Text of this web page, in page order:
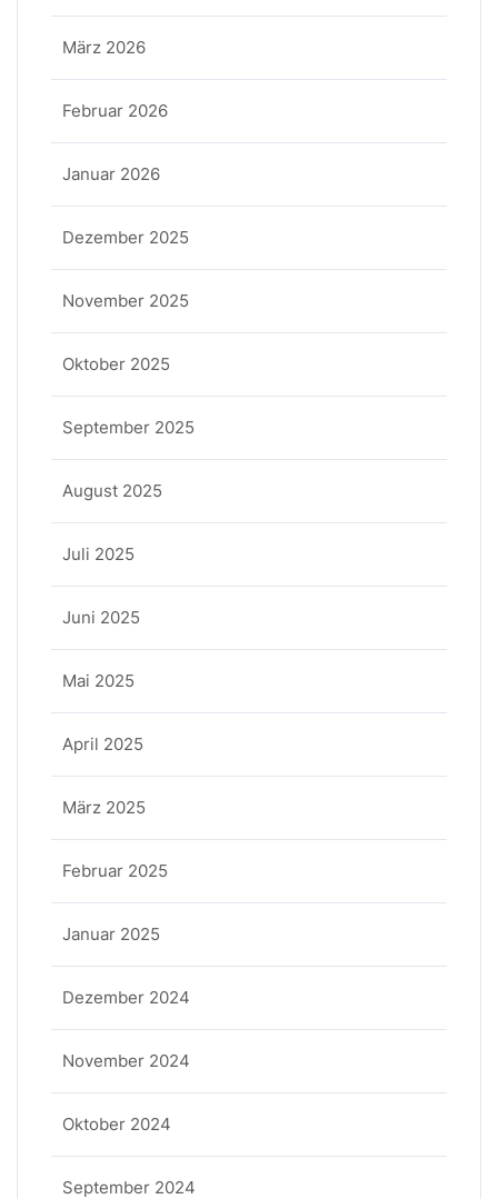
März 2026
Februar 2026
Januar 2026
Dezember 2025
November 2025
Oktober 2025
September 2025
August 2025
Juli 2025
Juni 2025
Mai 2025
April 2025
März 2025
Februar 2025
Januar 2025
Dezember 2024
November 2024
Oktober 2024
September 2024